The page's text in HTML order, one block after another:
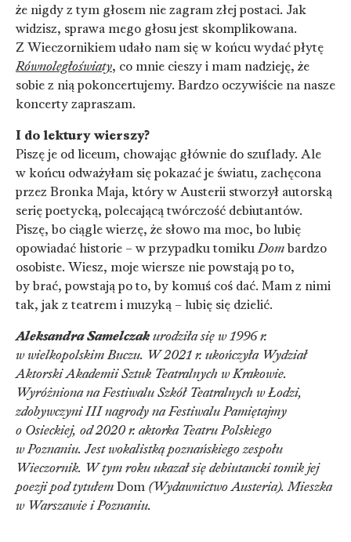
że nigdy z tym głosem nie zagram złej postaci. Jak
widzisz, sprawa mego głosu jest skomplikowana.
Z Wieczornikiem udało nam się w końcu wydać płytę
Równoległoświaty, co mnie cieszy i mam nadzieję, że
sobie z nią pokoncertujemy. Bardzo oczywiście na nasze
koncerty zapraszam.
I do lektury wierszy?
Piszę je od liceum, chowając głównie do szuflady. Ale
w końcu odważyłam się pokazać je światu, zachęcona
przez Bronka Maja, który w Austerii stworzył autorską
serię poetycką, polecającą twórczość debiutantów.
Piszę, bo ciągle wierzę, że słowo ma moc, bo lubię
opowiadać historie – w przypadku tomikuDom bardzo
osobiste. Wiesz, moje wiersze nie powstają po to,
by brać, powstają po to, by komuś coś dać. Mam z nimi
tak, jak z teatrem i muzyką – lubię się dzielić.
Aleksandra Samelczak urodziła się w 1996 r.
w wielkopolskim Buczu. W 2021 r. ukończyła Wydział
Aktorski Akademii Sztuk Teatralnych w Krakowie.
Wyróżniona na Festiwalu Szkół Teatralnych w Łodzi,
zdobywczyni III nagrody na Festiwalu Pamiętajmy
o Osieckiej, od 2020 r. aktorka Teatru Polskiego
w Poznaniu. Jest wokalistką poznańskiego zespołu
Wieczornik. W tym roku ukazał się debiutancki tomik jej
poezji pod tytułem Dom (Wydawnictwo Austeria). Mieszka
w Warszawie i Poznaniu.